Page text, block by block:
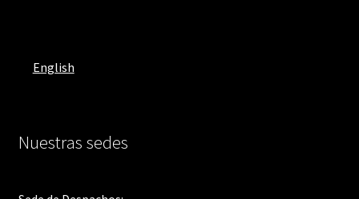
English
Nuestras sedes